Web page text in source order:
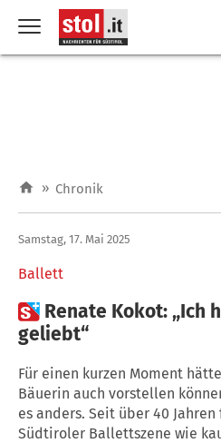
» Chronik
Ballett
Samstag, 17. Mai 2025
 Renate Kokot: „Ich
geliebt“
Für einen kurzen Moment
Bäuerin auch vorstellen
es anders. Seit über 40
Südtiroler Ballettszene wie